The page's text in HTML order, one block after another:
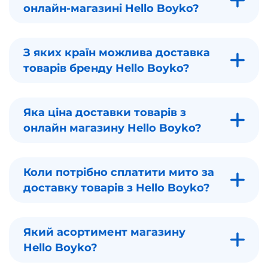
онлайн-магазині Hello Boyko?
З яких країн можлива доставка
товарів бренду Hello Boyko?
Яка ціна доставки товарів з
онлайн магазину Hello Boyko?
Коли потрібно сплатити мито за
доставку товарів з Hello Boyko?
Який асортимент магазину
Hello Boyko?